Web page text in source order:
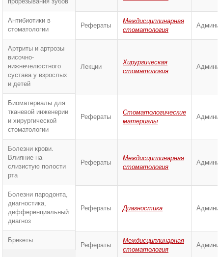
Антибиотики в
стоматологии
Рефераты
Междисциплинарная
стоматология
Артриты и артрозы
височно-
нижнечелюстного
сустава у взрослых
и детей
Лекции
Хирургическая
стоматология
Биоматериалы для
тканевой инженерии
и хирургической
стоматологии
Рефераты
Стоматологические
материалы
Болезни крови.
Влияние на
слизистую полости
рта
Рефераты
Междисциплинарная
стоматология
Болезни пародонта,
диагностика,
дифференциальный
диагноз
Рефераты Диагностика
Брекеты
Рефераты
Междисциплинарная
стоматология